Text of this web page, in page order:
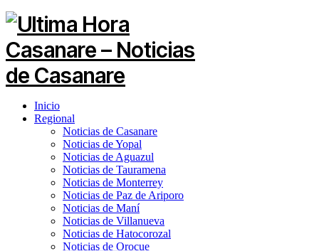
Inicio
Regional
Noticias de Casanare
Noticias de Yopal
Noticias de Aguazul
Noticias de Tauramena
Noticias de Monterrey
Noticias de Paz de Ariporo
Noticias de Maní
Noticias de Villanueva
Noticias de Hatocorozal
Noticias de Orocue